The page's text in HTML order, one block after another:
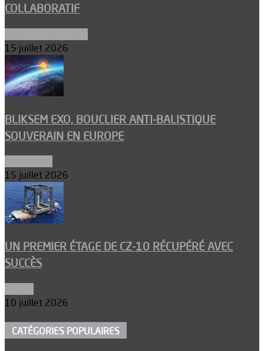
COLLABORATIF
15 juillet 2026
BLIKSEM EXO, BOUCLIER ANTI-BALISTIQUE
SOUVERAIN EN EUROPE
15 juillet 2026
UN PREMIER ÉTAGE DE CZ-10 RÉCUPÉRÉ AVEC
SUCCÈS
10 juillet 2026
CATÉGORIES POPULAIRES